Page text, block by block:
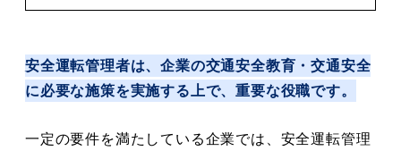
安全運転管理者は、企業の交通安全教育・交通安全
に必要な施策を実施する上で、重要な役職です。
一定の要件を満たしている企業では、安全運転管理